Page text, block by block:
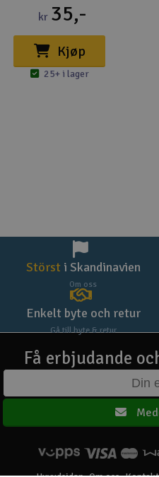
kr 35,-
Kjøp
25+ i lager
Störst i Skandinavien
Om oss
Enkelt byte och retur
Gå till byte & retur
Få erbjudande